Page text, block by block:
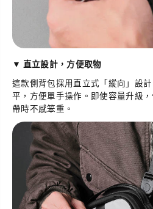
▼ 直立設計，方便取物
這款側背包採用直立式「縱向」設
平，方便單手操作。即使容量升級
帶時不感笨重。